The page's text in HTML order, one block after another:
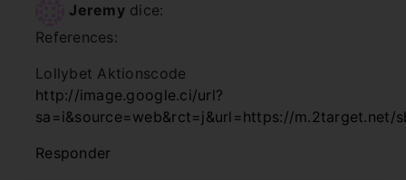
Jeremy dice:
References:
Lollybet Aktionscode
http://image.google.ci/url?
sa=i&source=web&rct=j&url=https://m.2target.net/
Responder